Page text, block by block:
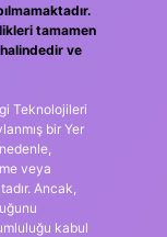
tamamen
ve
Teknolojileri
bir Yer
veya
Ancak,
kabul